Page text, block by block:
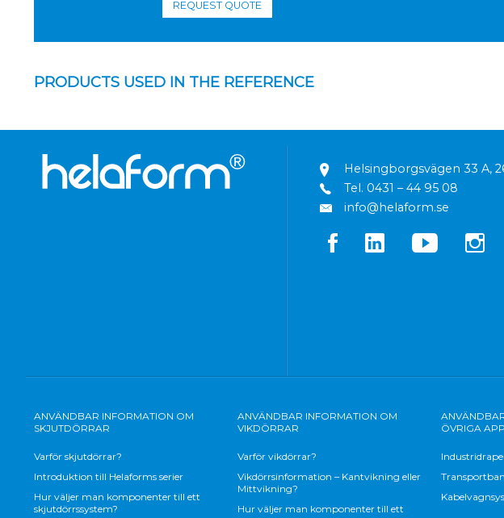
REQUEST QUOTE
PRODUCTS USED IN THE REFERENCE
Helsingborgsvägen 33 A,
Tel. 0431 – 44 95 08
info@helaform.se
ANVÄNDBAR INFORMATION OM
SKJUTDÖRRAR
Varför skjutdörrar?
Introduktion till Helaforms serier
Hur väljer man komponenter till ett
skjutdörrssystem?
ANVÄNDBAR INFORMATION OM
VIKDÖRRAR
Varför vikdörrar?
Vikdörrsinformation – Kantvikning eller
Mittvikning?
Hur väljer man komponenter till ett
ÖVRIGA